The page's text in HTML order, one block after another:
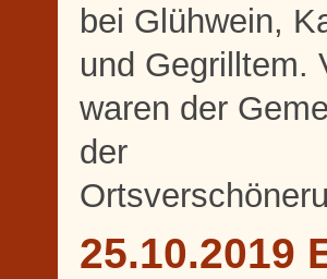
bei Glühwein,
und Gegrilltem.
waren der
der
25.10.2019